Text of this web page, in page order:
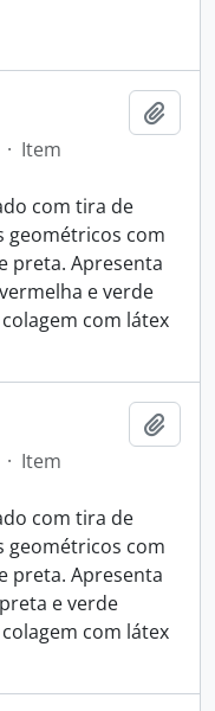
· Item
com tira de
geométricos com
preta. Apresenta
e verde
com látex
· Item
com tira de
geométricos com
preta. Apresenta
e verde
com látex